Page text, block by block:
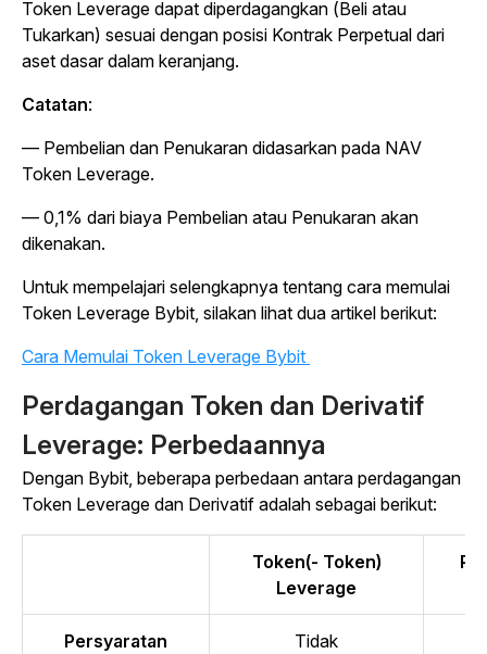
Token Leverage dapat diperdagangkan (Beli atau
Tukarkan) sesuai dengan posisi Kontrak Perpetual dari
aset dasar dalam keranjang.
Catatan:
— Pembelian dan Penukaran didasarkan pada NAV
Token Leverage.
— 0,1% dari biaya Pembelian atau Penukaran akan
dikenakan.
Untuk mempelajari selengkapnya tentang cara memulai
Token Leverage Bybit, silakan lihat dua artikel berikut:
Cara Memulai Token Leverage Bybit
Perdagangan Token dan Derivatif
Leverage: Perbedaannya
Dengan Bybit, beberapa perbedaan antara perdagangan
Token Leverage dan Derivatif adalah sebagai berikut:
Token(- Token)
Leverage
Persyaratan
Tidak